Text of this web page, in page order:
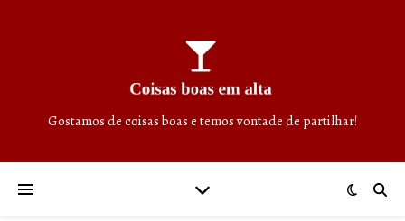
Gostamos de coisas boas e temos vontade de partilhar!